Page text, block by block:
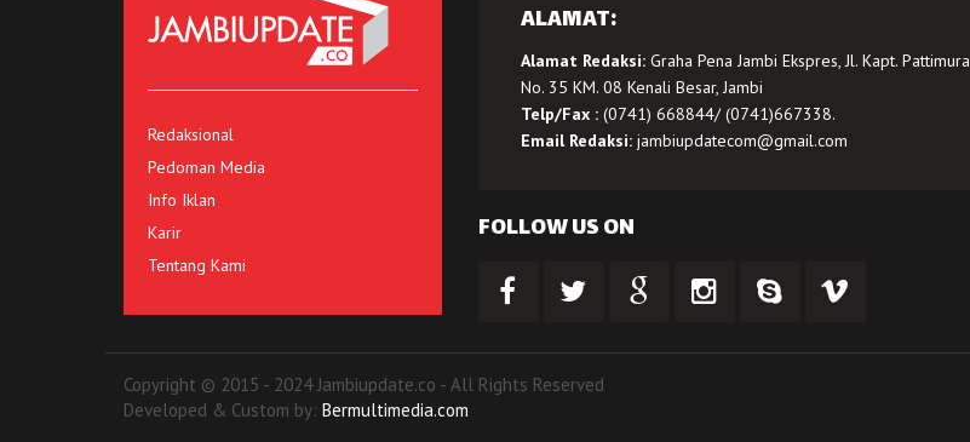
Redaksional
Pedoman Media
Info Iklan
Karir
Tentang Kami
ALAMAT:
Alamat Redaksi:Graha Pena Jambi Ekspres, Jl. Kapt. Pattimura
No. 35 KM. 08 Kenali Besar, Jambi
Telp/Fax :(0741) 668844/ (0741)667338.
Email Redaksi: jambiupdatecom@gmail.com
FOLLOW US ON
Copyright © 2015 - 2024 Jambiupdate.co - All Rights Reserved
Developed & Custom by: Bermultimedia.com